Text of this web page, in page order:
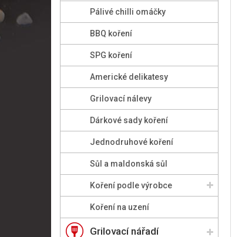
Pálivé chilli omáčky
BBQ koření
SPG koření
Americké delikatesy
Grilovací nálevy
Dárkové sady koření
Jednodruhové koření
Sůl a maldonská sůl
Koření podle výrobce
Koření na uzení
Grilovací nářadí